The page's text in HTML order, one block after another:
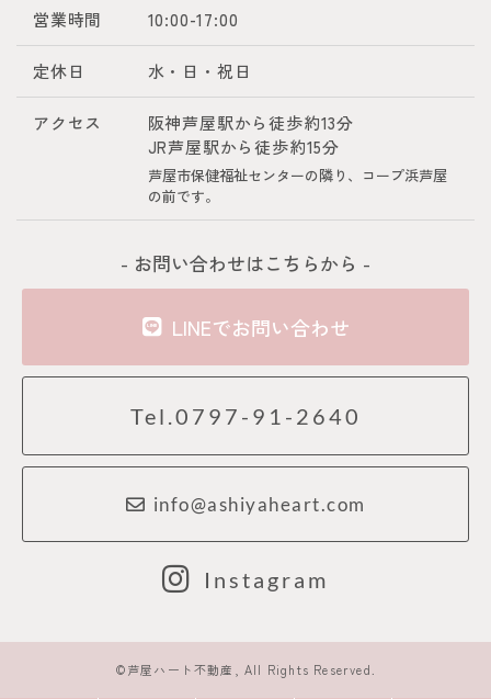
営業時間 10:00-17:00
定休日 水・日・祝日
アクセス
阪神芦屋駅から徒歩約13分
JR芦屋駅から徒歩約15分
芦屋市保健福祉センターの隣り、コープ浜芦屋
の前です。
- お問い合わせはこちらから -
LINEでお問い合わせ
Tel.0797-91-2640
info@ashiyaheart.com
Instagram
©芦屋ハート不動産, All Rights Reserved.